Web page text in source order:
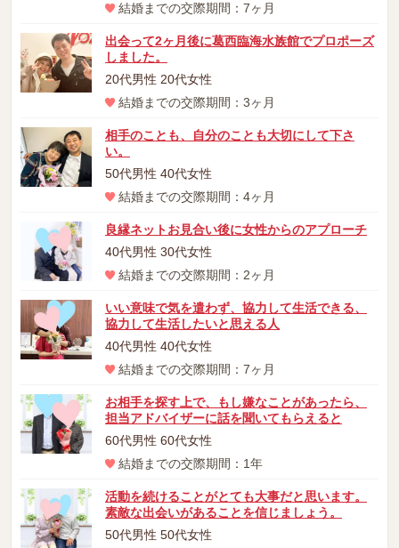
結婚までの交際期間：7ヶ月
出会って2ヶ月後に葛西臨海水族館でプロポーズ
しました。
20代男性 20代女性
結婚までの交際期間：3ヶ月
相手のことも、自分のことも大切にして下さ
い。
50代男性 40代女性
結婚までの交際期間：4ヶ月
良縁ネットお見合い後に女性からのアプローチ
40代男性 30代女性
結婚までの交際期間：2ヶ月
いい意味で気を遣わず、協力して生活できる、
協力して生活したいと思える人
40代男性 40代女性
結婚までの交際期間：7ヶ月
お相手を探す上で、もし嫌なことがあったら、
担当アドバイザーに話を聞いてもらえると
60代男性 60代女性
結婚までの交際期間：1年
活動を続けることがとても大事だと思います。
素敵な出会いがあることを信じましょう。
50代男性 50代女性